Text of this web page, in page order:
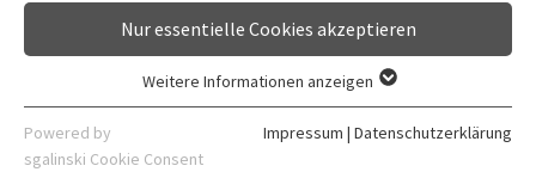
Karriere
Facharzt
Klinik für Kinderkardiologie und Angeborene
Nur essentielle Cookies akzeptieren
Essentielle Cookies werden für grundlegende Funktionen der
Webseite benötigt. Dadurch ist gewährleistet, dass die
Weitere Informationen anzeigen
Powered by
sgalinski Cookie Consent
Impressum | Datenschutzerklärung